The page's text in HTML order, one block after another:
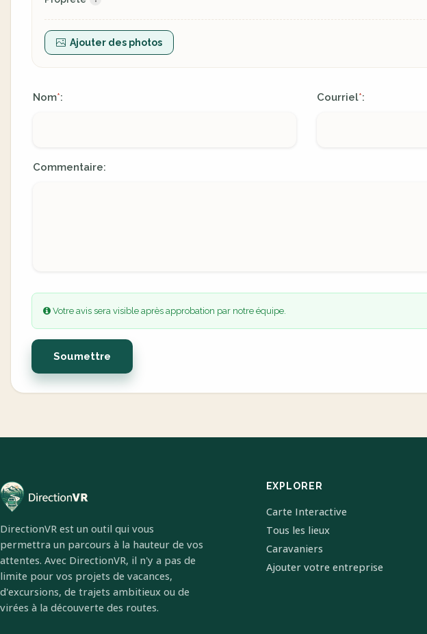
Ajouter des photos
Nom*: Courriel*:
Commentaire:
Votre avis sera visible après approbation par notre équipe.
Soumettre
DirectionVR est un outil qui vous
permettra un parcours à la hauteur de vos
attentes. Avec DirectionVR, il n'y a pas de
limite pour vos projets de vacances,
d'excursions, de trajets ambitieux ou de
virées à la découverte des routes.
EXPLORER
Carte Interactive
Tous les lieux
Caravaniers
Ajouter votre entreprise